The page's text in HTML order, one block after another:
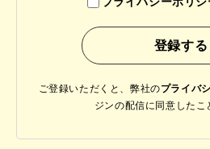
ご登録いただくと、弊社のプライバ
ジンの配信に同意したこ